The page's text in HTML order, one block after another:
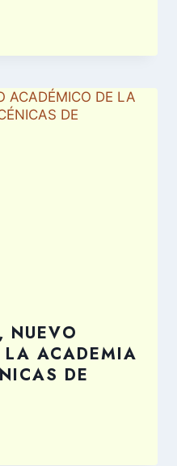
NUEVO
ACADEMIA
DE